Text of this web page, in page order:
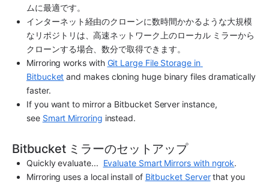
ムに最適です。
インターネット経由のクローンに数時間かかるような大規模
なリポジトリは、高速ネットワーク上のローカル ミラーから
クローンする場合、数分で取得できます。
Mirroring works with Git Large File Storage in
Bitbucket and makes cloning huge binary files dramatically
faster.
If you want to mirror a Bitbucket Server instance,
see Smart Mirroring instead.
Bitbucket ミラーのセットアップ
Quickly evaluate... Evaluate Smart Mirrors with ngrok.
Mirroring uses a local install of Bitbucket Server that you